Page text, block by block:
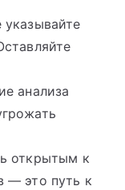
анализа
открытым к
— это путь к